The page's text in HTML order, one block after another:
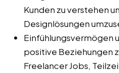
Kunden zu verstehen
Designlösungen
Einfühlungsvermögen
positive Beziehungen
Freelancer Jobs,